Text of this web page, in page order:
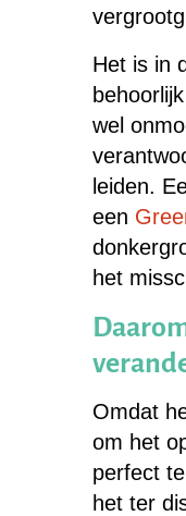
Het is in
wel
leiden.
een
het
Omdat
om het
perfect
het ter